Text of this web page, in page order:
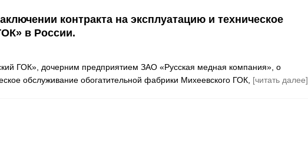
контракта на эксплуатацию и техническое
в России.
ГОК», дочерним предприятием ЗАО «Русская медная компания», о
обслуживание обогатительной фабрики Михеевского ГОК, [читать далее]